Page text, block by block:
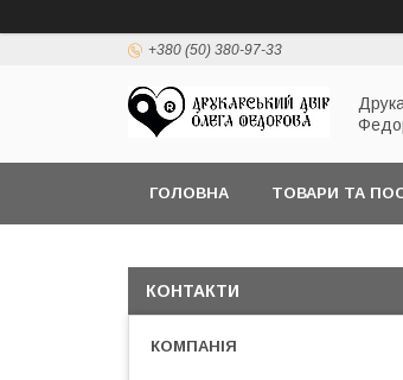
+380 (50) 380-97-33
ГОЛОВНА ТОВАРИ ТА
КОНТАКТИ